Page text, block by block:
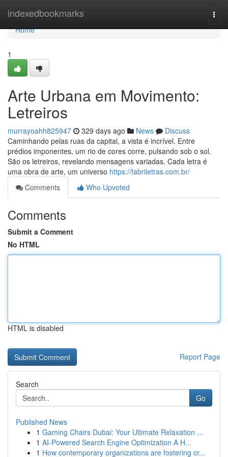
indexedbookmarks
Home
Home
1
Arte Urbana em Movimento:
Letreiros
murrayoahh825947 329 days ago News
Discuss
Caminhando pelas ruas da capital, a vista é incrível. Entre
prédios imponentes, um rio de cores corre, pulsando sob o sol.
São os letreiros, revelando mensagens variadas. Cada letra é
uma obra de arte, um universo https://fabriletras.com.br/
Comments
Who Upvoted
Comments
Submit a Comment
No HTML
HTML is disabled
Report Page
Search
Go
Published News
1 Gaming Chairs Dubai: Your Ultimate Relaxation ...
1 AI-Powered Search Engine Optimization A H...
1 How contemporary organizations are fostering cr...